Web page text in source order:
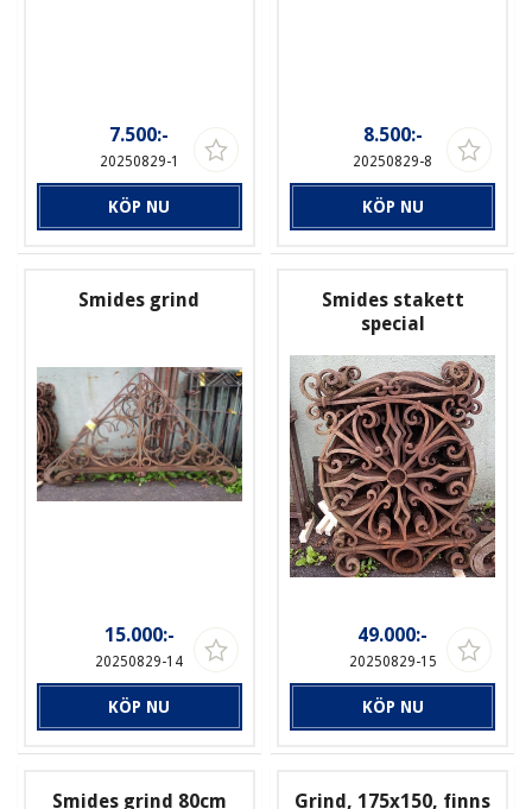
7.500:-
20250829-1
KÖP NU
8.500:-
20250829-8
KÖP NU
Smides grind
15.000:-
20250829-14
KÖP NU
Smides stakett
special
49.000:-
20250829-15
KÖP NU
Smides grind 80cm
Grind, 175x150, finns